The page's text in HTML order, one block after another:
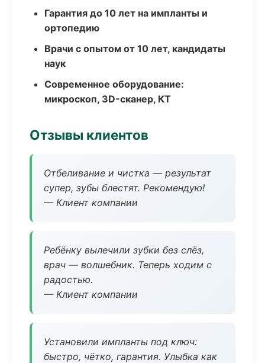
Гарантия до 10 лет на импланты и
ортопедию
Врачи с опытом от 10 лет, кандидаты
наук
Современное оборудование:
микроскоп, 3D-сканер, КТ
Отзывы клиентов
Отбеливание и чистка — результат
супер, зубы блестят. Рекомендую!
— Клиент компании
Ребёнку вылечили зубки без слёз,
врач — волшебник. Теперь ходим с
радостью.
— Клиент компании
Установили импланты под ключ:
быстро, чётко, гарантия. Улыбка как